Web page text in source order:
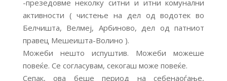
-презедовме неколку ситни и итни комунални
активности ( чистење на дел од водотек во
Белчишта, Велмеј, Арбиново, дел од патниот
правец Мешеишта-Волино ).
Можеби нешто испуштив. Можеби можеше
повеќе. Се согласувам, секогаш може повеќе.
Сепак, ова беше период на себенаоѓање,